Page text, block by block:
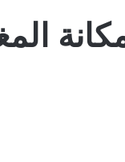
2026” يعزز